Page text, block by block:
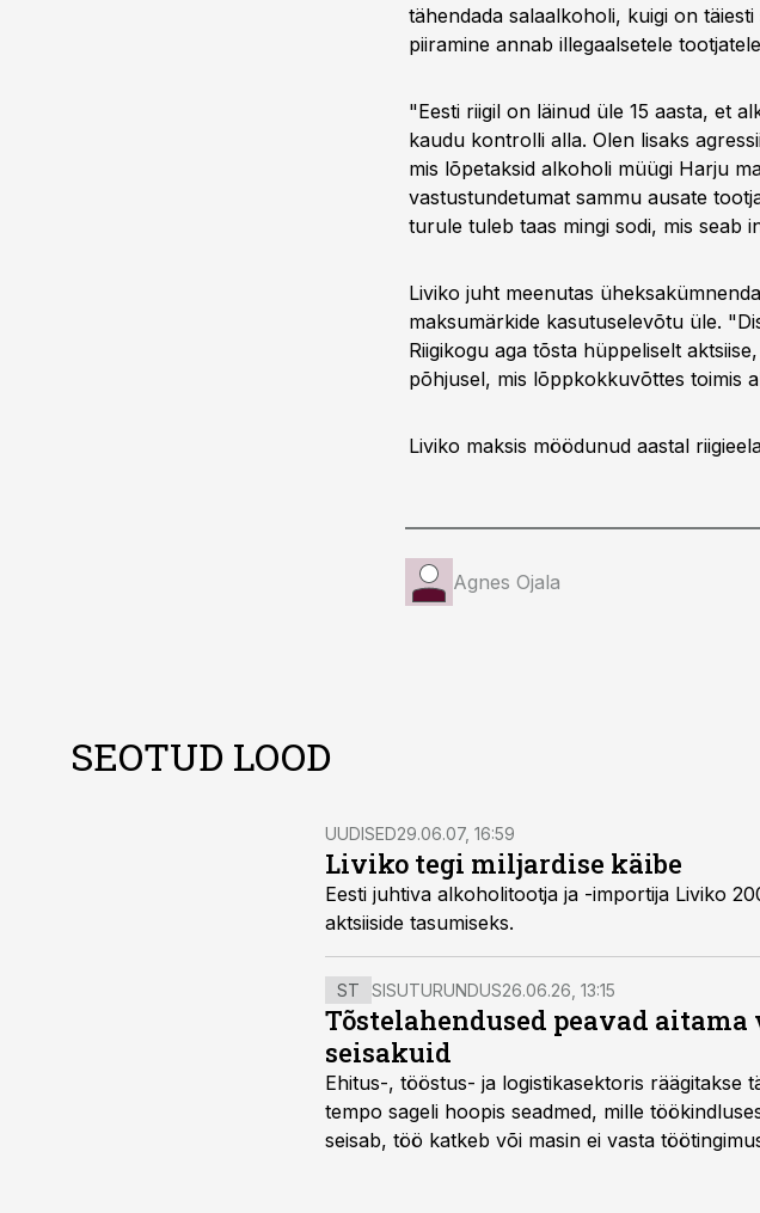
tähendada salaalkoholi, kuigi on
piiramine annab illegaalsetele
"Eesti riigil on läinud üle 15 aasta, et
kaudu kontrolli alla. Olen lisaks
mis lõpetaksid alkoholi müügi Harju
vastustundetumat sammu ausate
turule tuleb taas mingi sodi, mis seab
Liviko juht meenutas
maksumärkide kasutuselevõtu üle.
Riigikogu aga tõsta hüppeliselt
põhjusel, mis lõppkokkuvõttes toimis
Liviko maksis möödunud aastal
Agnes Ojala
SEOTUD LOOD
UUDISED29.06.07, 16:59
Liviko tegi miljardise käibe
Eesti juhtiva alkoholitootja ja -importija Liviko 2006. aasta käive oli miljard krooni, millest pool läks
aktsiiside tasumiseks.
ST SISUTURUNDUS26.06.26, 13:15
Tõstelahendused peavad
seisakuid
Ehitus-, tööstus- ja logistikasektoris räägitakse
tempo sageli hoopis seadmed, mille
seisab, töö katkeb või masin ei vasta